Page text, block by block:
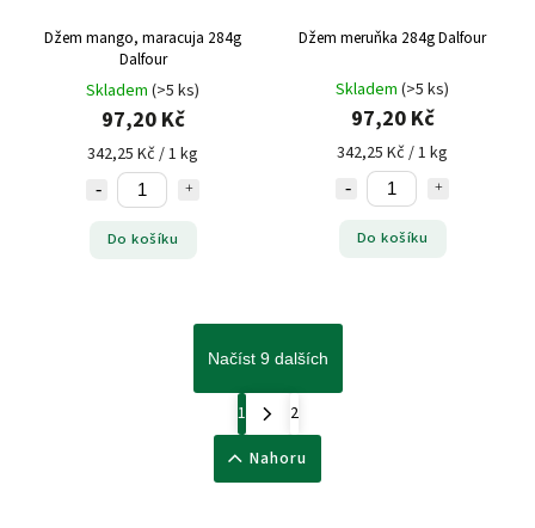
Džem mango, maracuja 284g
Dalfour
Skladem (>5 ks)
97,20 Kč
342,25 Kč / 1 kg
Do košíku
Džem meruňka 284g Dalfour
Skladem (>5 ks)
97,20 Kč
342,25 Kč / 1 kg
Do košíku
Načíst 9 dalších
1
2
Nahoru